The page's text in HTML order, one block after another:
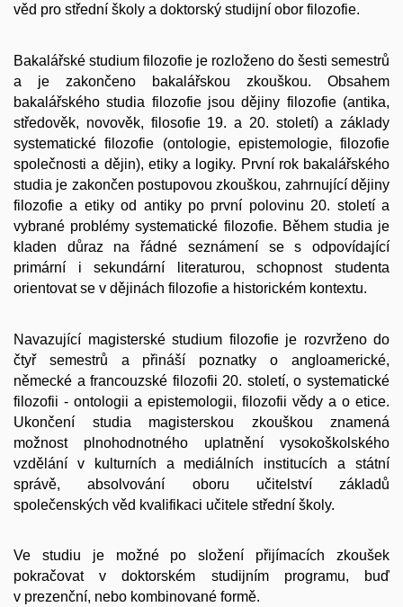
věd pro střední školy a doktorský studijní obor filozofie.
Bakalářské studium filozofie je rozloženo do šesti semestrů
a je zakončeno bakalářskou zkouškou. Obsahem
bakalářského studia filozofie jsou dějiny filozofie (antika,
středověk, novověk, filosofie 19. a 20. století) a základy
systematické filozofie (ontologie, epistemologie, filozofie
společnosti a dějin), etiky a logiky. První rok bakalářského
studia je zakončen postupovou zkouškou, zahrnující dějiny
filozofie a etiky od antiky po první polovinu 20. století a
vybrané problémy systematické filozofie. Během studia je
kladen důraz na řádné seznámení se s odpovídající
primární i sekundární literaturou, schopnost studenta
orientovat se v dějinách filozofie a historickém kontextu.
Navazující magisterské studium filozofie je rozvrženo do
čtyř semestrů a přináší poznatky o angloamerické,
německé a francouzské filozofii 20. století, o systematické
filozofii - ontologii a epistemologii, filozofii vědy a o etice.
Ukončení studia magisterskou zkouškou znamená
možnost plnohodnotného uplatnění vysokoškolského
vzdělání v kulturních a mediálních institucích a státní
správě, absolvování oboru učitelství základů
společenských věd kvalifikaci učitele střední školy.
Ve studiu je možné po složení přijímacích zkoušek
pokračovat v doktorském studijním programu, buď
v prezenční, nebo kombinované formě.